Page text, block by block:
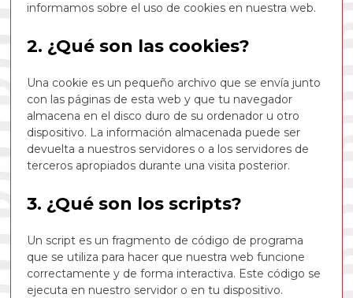
informamos sobre el uso de cookies en nuestra web.
2. ¿Qué son las cookies?
Una cookie es un pequeño archivo que se envía junto
con las páginas de esta web y que tu navegador
almacena en el disco duro de su ordenador u otro
dispositivo. La información almacenada puede ser
devuelta a nuestros servidores o a los servidores de
terceros apropiados durante una visita posterior.
3. ¿Qué son los scripts?
Un script es un fragmento de código de programa
que se utiliza para hacer que nuestra web funcione
correctamente y de forma interactiva. Este código se
ejecuta en nuestro servidor o en tu dispositivo.